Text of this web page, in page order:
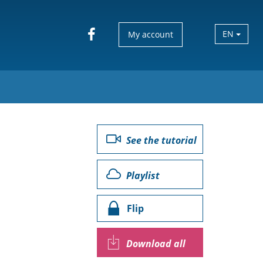
My account EN
See the tutorial
Playlist
Flip
Download all